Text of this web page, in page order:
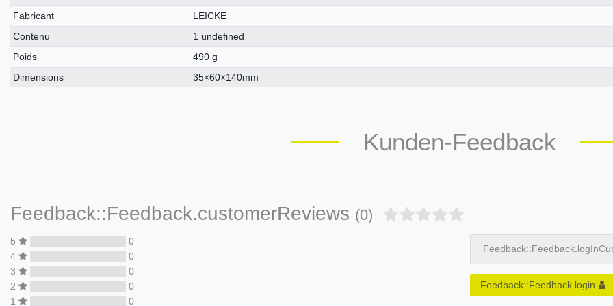
Fabricant
LEICKE
Contenu
1 undefined
Poids
490 g
Dimensions
35×60×140mm
Kunden-Feedback
Feedback::Feedback.customerReviews (0)
5
0
4
0
3
0
2
0
1
0
Feedback::Feedback.login